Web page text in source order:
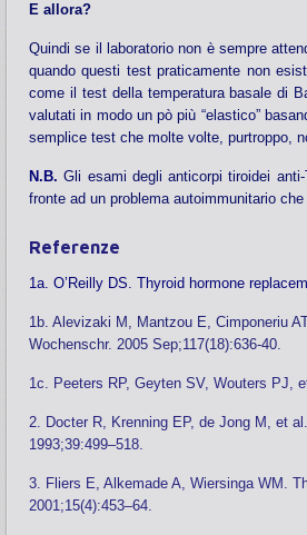
E allora?
Quindi se il laboratorio non è sempre
quando questi test praticamente non
come il test della temperatura basale di
valutati in modo un pò più “elastico”
semplice test che molte volte, purtroppo,
N.B. Gli esami degli anticorpi tiroidei
fronte ad un problema autoimmunitario
Referenze
1a. O’Reilly DS. Thyroid hormone
1b. Alevizaki M, Mantzou E, Cimponeriu
Wochenschr. 2005 Sep;117(18):636-40.
1c. Peeters RP, Geyten SV, Wouters PJ,
2. Docter R, Krenning EP, de Jong M, et
1993;39:499–518.
3. Fliers E, Alkemade A, Wiersinga WM.
2001;15(4):453–64.